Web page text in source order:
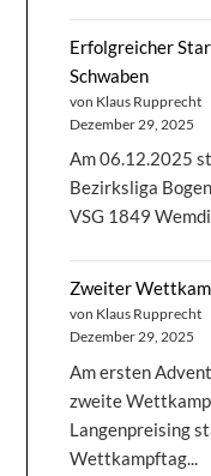
Erfolgreicher
Schwaben
von Klaus Rupprecht
Dezember 29, 2025
Am 06.12.2025
Bezirksliga
VSG 1849
Zweiter
von Klaus Rupprecht
Dezember 29, 2025
Am ersten
zweite
Langenpreising
Wettkampftag...